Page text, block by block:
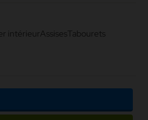
intérieur Assises Tabourets